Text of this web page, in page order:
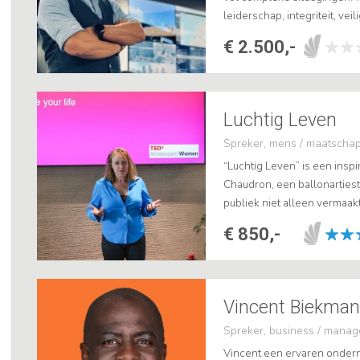
leiderschap, integriteit,
Sander Schaepman
d...
€ 2.500,-
Luchtig Leven
Spreker, mens /
“Luchtig Leven” is een
Chaudron, een
publiek niet alleen
Amsterdam Women
Sandra haar...
€ 850,-
Spreker, business /
Vincent een ervaren